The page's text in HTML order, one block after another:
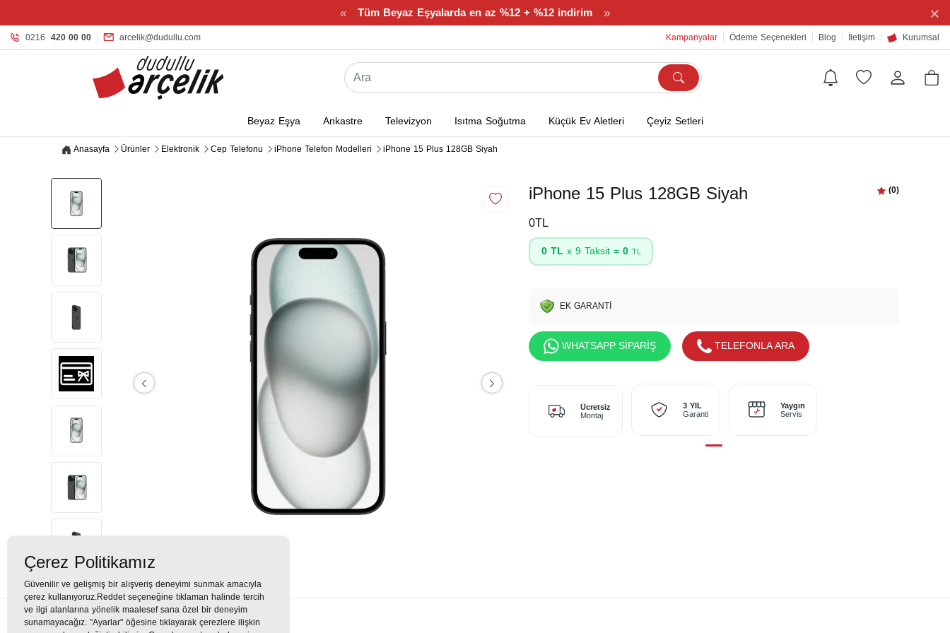
« Tüm Beyaz Eşyalarda en az %12 + %12 indirim » ×
0216 420 00 00 arcelik@dudullu.com Kampanyalar Ödeme Seçenekleri Blog İletişim Kurumsal
Beyaz Eşya Ankastre Televizyon Isıtma Soğutma Küçük Ev Aletleri Çeyiz Setleri
Anasayfa Ürünler Elektronik Cep Telefonu iPhone Telefon Modelleri iPhone 15 Plus 128GB Siyah
iPhone 15 Plus 128GB Siyah (0)
0TL
0 TLx 9 Taksit = 0 TL
EK GARANTİ
WHATSAPP SİPARİŞ TELEFONLA ARA
Ücretsiz
Montaj
3 YIL
Garanti
Yaygın
Servis
Çerez Politikamız
Güvenilir ve gelişmiş bir alışveriş deneyimi sunmak amacıyla
çerez kullanıyoruz.Reddet seçeneğine tıklaman halinde tercih
ve ilgi alanlarına yönelik maalesef sana özel bir deneyim
sunamayacağız. "Ayarlar" öğesine tıklayarak çerezlere ilişkin